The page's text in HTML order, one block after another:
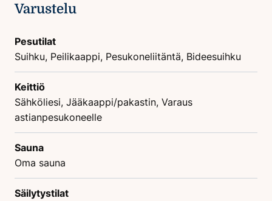
Varustelu
Pesutilat
Suihku, Peilikaappi, Pesukoneliitäntä, Bideesuihku
Keittiö
Sähköliesi, Jääkaappi/pakastin, Varaus
astianpesukoneelle
Sauna
Oma sauna
Säilytystilat